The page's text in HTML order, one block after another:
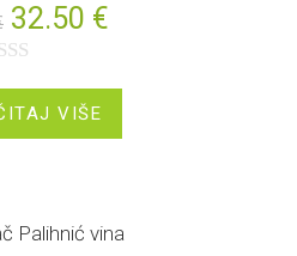
32.50 €
VIŠE